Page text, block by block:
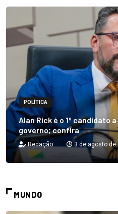
POLÍTICA
Alan Rick é o 1º candidato
governo; confira
Redação 3 de agosto de
MUNDO